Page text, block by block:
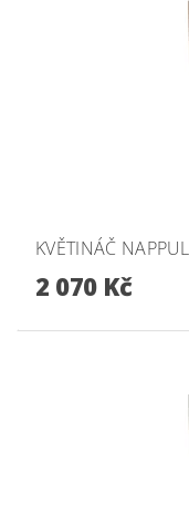
KVĚTINÁČ
2 070 Kč